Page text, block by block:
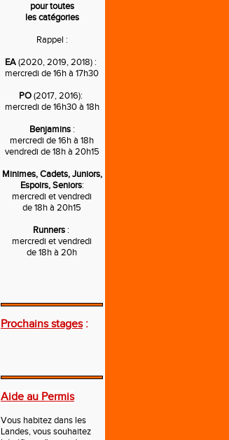
pour toutes
les catégories
Rappel :
EA(2020, 2019, 2018) :
mercredi de 16h à 17h30
PO(2017, 2016):
mercredi de 16h30 à 18h
Benjamins:
mercredi de 16h à 18h
vendredi de 18h à 20h15
Minimes, Cadets, Juniors,
Espoirs, Seniors:
mercredi et vendredi
de 18h à 20h15
Runners:
mercredi et vendredi
de 18h à 20h
Prochains stages:
---
Aide au Permis
Vous habitez dans les
Landes, vous souhaitez